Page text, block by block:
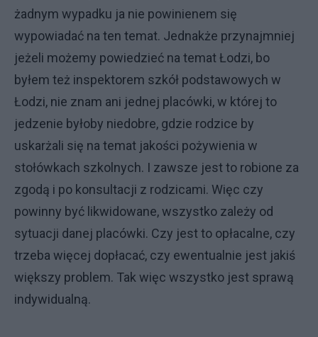
żadnym wypadku ja nie powinienem się
wypowiadać na ten temat. Jednakże przynajmniej
jeżeli możemy powiedzieć na temat Łodzi, bo
byłem też inspektorem szkół podstawowych w
Łodzi, nie znam ani jednej placówki, w której to
jedzenie byłoby niedobre, gdzie rodzice by
uskarżali się na temat jakości pożywienia w
stołówkach szkolnych. I zawsze jest to robione za
zgodą i po konsultacji z rodzicami. Więc czy
powinny być likwidowane, wszystko zależy od
sytuacji danej placówki. Czy jest to opłacalne, czy
trzeba więcej dopłacać, czy ewentualnie jest jakiś
większy problem. Tak więc wszystko jest sprawą
indywidualną.